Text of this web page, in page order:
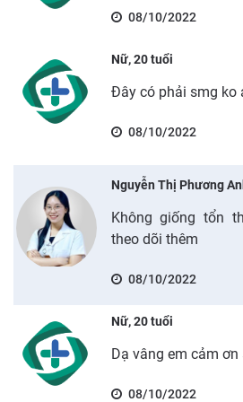
08/10/2022
Nữ, 20 tuổi
Đây có phải smg ko
08/10/2022
Nguyễn Thị Phương
Không giống tổn
theo dõi thêm
08/10/2022
Nữ, 20 tuổi
Dạ vâng em cảm ơn
08/10/2022